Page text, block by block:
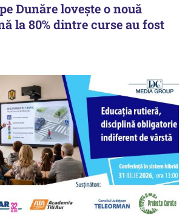
Dunăre lovește o nouă
la 80% dintre curse au fost